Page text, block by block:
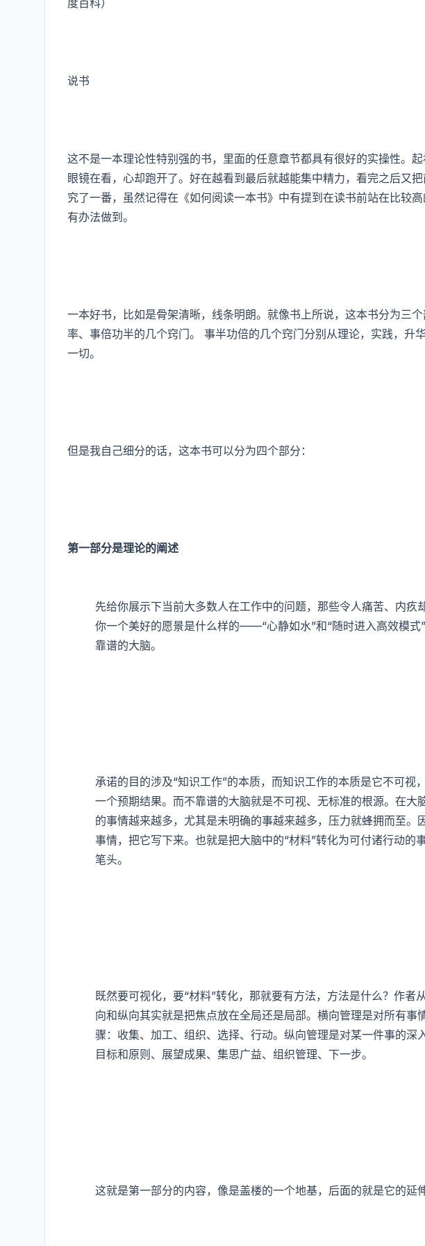
度百科）
说书
这不是一本理论性特别强的书，里面的任意章节都具有很好的实操性。
眼镜在看，心却跑开了。好在越看到最后就越能集中精力，看完之后又
究了一番，虽然记得在《如何阅读一本书》中有提到在读书前站在比较
有办法做到。
一本好书，比如是骨架清晰，线条明朗。就像书上所说，这本书分为三
率、事倍功半的几个窍门。 事半功倍的几个窍门分别从理论，实践，升
一切。
但是我自己细分的话，这本书可以分为四个部分：
第一部分是理论的阐述
先给你展示下当前大多数人在工作中的问题，那些令人痛苦、内疚
你一个美好的愿景是什么样的——“心静如水”和“随时进入高效模
靠谱的大脑。
承诺的目的涉及“知识工作”的本质，而知识工作的本质是它不可视
一个预期结果。而不靠谱的大脑就是不可视、无标准的根源。在大
的事情越来越多，尤其是未明确的事越来越多，压力就蜂拥而至。
事情，把它写下来。也就是把大脑中的“材料”转化为可付诸行动的
笔头。
既然要可视化，要“材料”转化，那就要有方法，方法是什么？作者
向和纵向其实就是把焦点放在全局还是局部。横向管理是对所有事
骤：收集、加工、组织、选择、行动。纵向管理是对某一件事的深
目标和原则、展望成果、集思广益、组织管理、下一步。
这就是第一部分的内容，像是盖楼的一个地基，后面的就是它的延伸